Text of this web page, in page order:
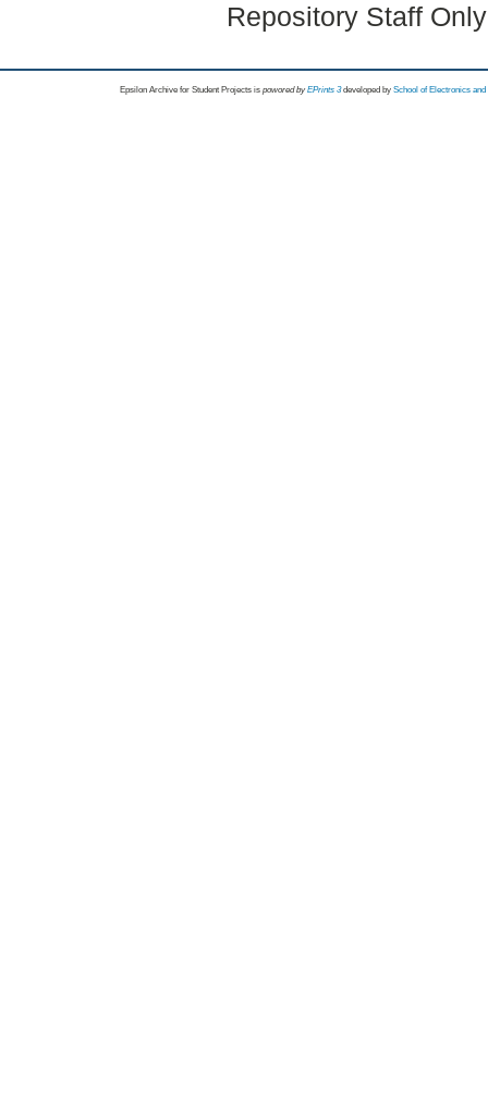
Repository Staff
Epsilon Archive for Student Projects is powored byEPrints 3 developed by School of Electronics